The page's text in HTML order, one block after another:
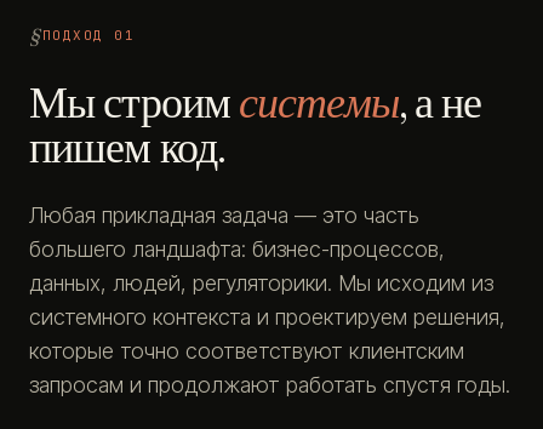
ПОДХОД 01
Мы строимсистемы, а не
пишем код.
Любая прикладная задача — это часть
большего ландшафта: бизнес-процессов,
данных, людей, регуляторики. Мы исходим из
системного контекста и проектируем решения,
которые точно соответствуют клиентским
запросам и продолжают работать спустя годы.